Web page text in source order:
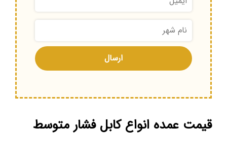
قیمت عمده انواع کابل فشار متوسط